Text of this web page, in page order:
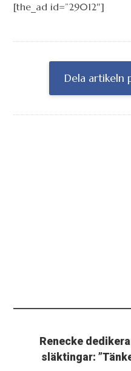
[the_ad id=”29012″]
Dela artikeln
Renecke
släktingar: